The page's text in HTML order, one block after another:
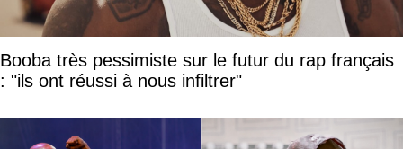
Booba très pessimiste sur le futur du rap français
: "ils ont réussi à nous infiltrer"